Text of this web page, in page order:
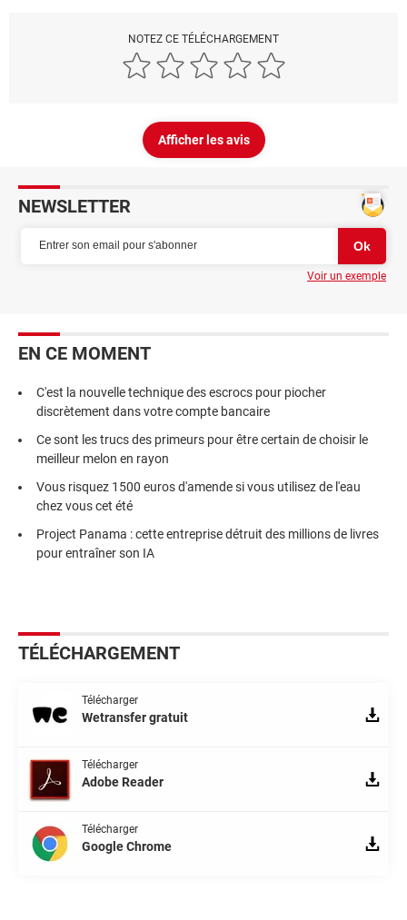
NOTEZ CE TÉLÉCHARGEMENT
Afficher les avis
NEWSLETTER
Voir un exemple
EN CE MOMENT
C'est la nouvelle technique des escrocs pour piocher
discrètement dans votre compte bancaire
Ce sont les trucs des primeurs pour être certain de choisir le
meilleur melon en rayon
Vous risquez 1500 euros d'amende si vous utilisez de l'eau
chez vous cet été
Project Panama : cette entreprise détruit des millions de livres
pour entraîner son IA
TÉLÉCHARGEMENT
Télécharger
Wetransfer gratuit
Télécharger
Adobe Reader
Télécharger
Google Chrome